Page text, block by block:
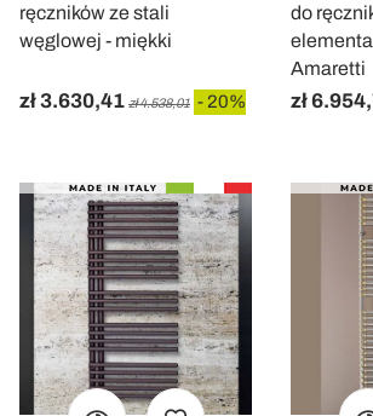
ręczników ze stali
węglowej - miękki
zł 3.630,41 zł 4.538,01 - 20%
do
Amaretti
zł